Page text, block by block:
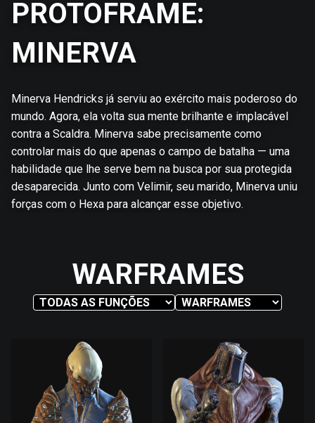
PROTOFRAME:
MINERVA
Minerva Hendricks já serviu ao exército mais poderoso do
mundo. Agora, ela volta sua mente brilhante e implacável
contra a Scaldra. Minerva sabe precisamente como
controlar mais do que apenas o campo de batalha — uma
habilidade que lhe serve bem na busca por sua protegida
desaparecida. Junto com Velimir, seu marido, Minerva uniu
forças com o Hexa para alcançar esse objetivo.
WARFRAMES